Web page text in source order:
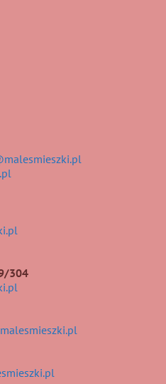
304